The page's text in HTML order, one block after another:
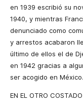
en 1939 escribió su
1940, y mientras
denunciado como
y arrestos acabaron
último de ellos el de
en 1942 gracias a
ser acogido en México.
EN EL OTRO